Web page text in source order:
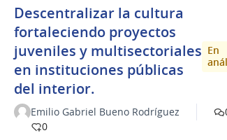
Descentralizar la cultura
fortaleciendo proyectos
juveniles y multisectoriales
en instituciones públicas
del interior.
En
Emilio Gabriel Bueno Rodríguez
0